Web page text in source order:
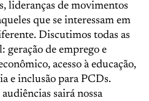
lideranças de movimentos
que se interessam em
Discutimos todas as
geração de emprego e
acesso à educação,
e inclusão para PCDs.
sairá nossa